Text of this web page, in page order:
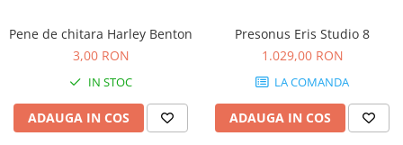
Microfoane
Accesorii de microfoane
Capsule de microfon
Case-uri de microfoane
Microfoane de broadcast
Pene de chitara Harley Benton
3,00 RON
IN STOC
ADAUGA IN COS
Presonus Eris Studio 8
1.029,00 RON
LA COMANDA
ADAUGA IN COS